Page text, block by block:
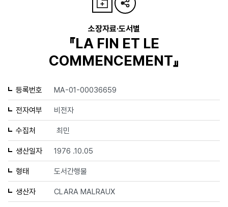
소장자료·도서별
『LA FIN ET LE
COMMENCEMENT』
등록번호 MA-01-00036659
전자여부 비전자
수집처 최민
생산일자 1976 .10.05
형태 도서간행물
생산자 CLARA MALRAUX